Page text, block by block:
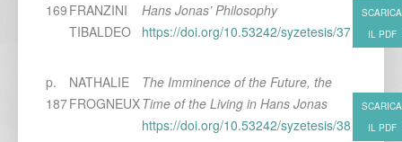
169 FRANZINI
TIBALDEO
Hans Jonas’ Philosophy
https://doi.org/10.53242/syzetesis/37
SCARICA
IL PDF
p.
187
NATHALIE
FROGNEUX
The Imminence of the Future, the
Time of the Living in Hans Jonas
https://doi.org/10.53242/syzetesis/38
SCARICA
IL PDF